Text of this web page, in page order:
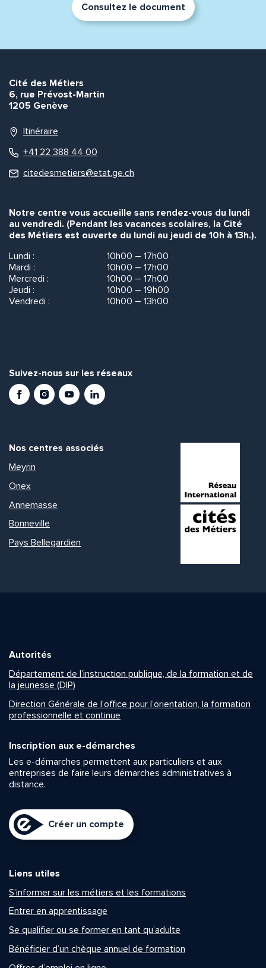
Consultez le document
Cité des Métiers
6, rue Prévost-Martin
1205 Genève
Itinéraire
+41 22 388 44 00
citedesmetiers@etat.ge.ch
Notre centre vous accueille sans rendez-vous du lundi
au vendredi. (Pendant les vacances scolaires, la Cité
des Métiers est ouverte du lundi au jeudi de 10h à 13h.).
Lundi :
10h00 – 17h00
Mardi :
10h00 – 17h00
Mercredi :
10h00 – 17h00
Jeudi :
10h00 – 19h00
Vendredi :
10h00 – 13h00
Suivez-nous sur les réseaux
FacebookInstagramYoutubeLinkedIn
Nos centres associés
Meyrin
Onex
Annemasse
Bonneville
Pays Bellegardien
Autorités
Département de l’instruction publique, de la formation et de
la jeunesse (DIP)
Direction Générale de l’office pour l’orientation, la formation
professionnelle et continue
Inscription aux e-démarches
Les e-démarches permettent aux particuliers et aux
entreprises de faire leurs démarches administratives à
distance.
Créer un compte
Liens utiles
S’informer sur les métiers et les formations
Entrer en apprentissage
Se qualifier ou se former en tant qu’adulte
Bénéficier d’un chèque annuel de formation